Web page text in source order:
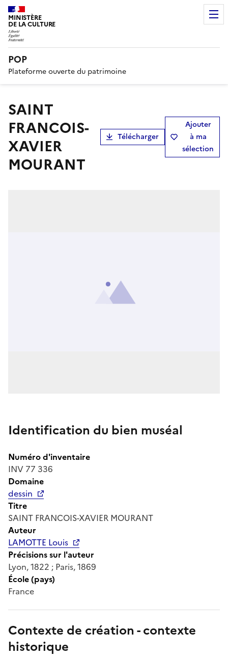
MINISTÈRE
DE LA CULTURE
POP
Plateforme ouverte du patrimoine
SAINT
FRANCOIS-
XAVIER
MOURANT
Télécharger
Ajouter
à ma
sélection
Identification du bien muséal
Numéro d'inventaire
INV 77 336
Domaine
dessin
Titre
SAINT FRANCOIS-XAVIER MOURANT
Auteur
LAMOTTE Louis
Précisions sur l'auteur
Lyon, 1822 ; Paris, 1869
École (pays)
France
Contexte de création - contexte
historique